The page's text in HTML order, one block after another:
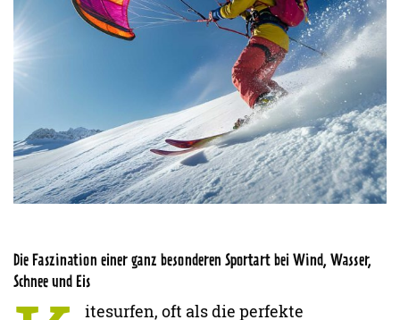
Die Faszination einer ganz besonderen Sportart bei Wind, Wasser,
Schnee und Eis
itesurfen, oft als die perfekte